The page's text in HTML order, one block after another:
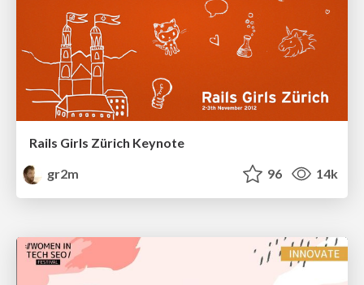
Rails Girls Zürich Keynote
gr2m
96 14k